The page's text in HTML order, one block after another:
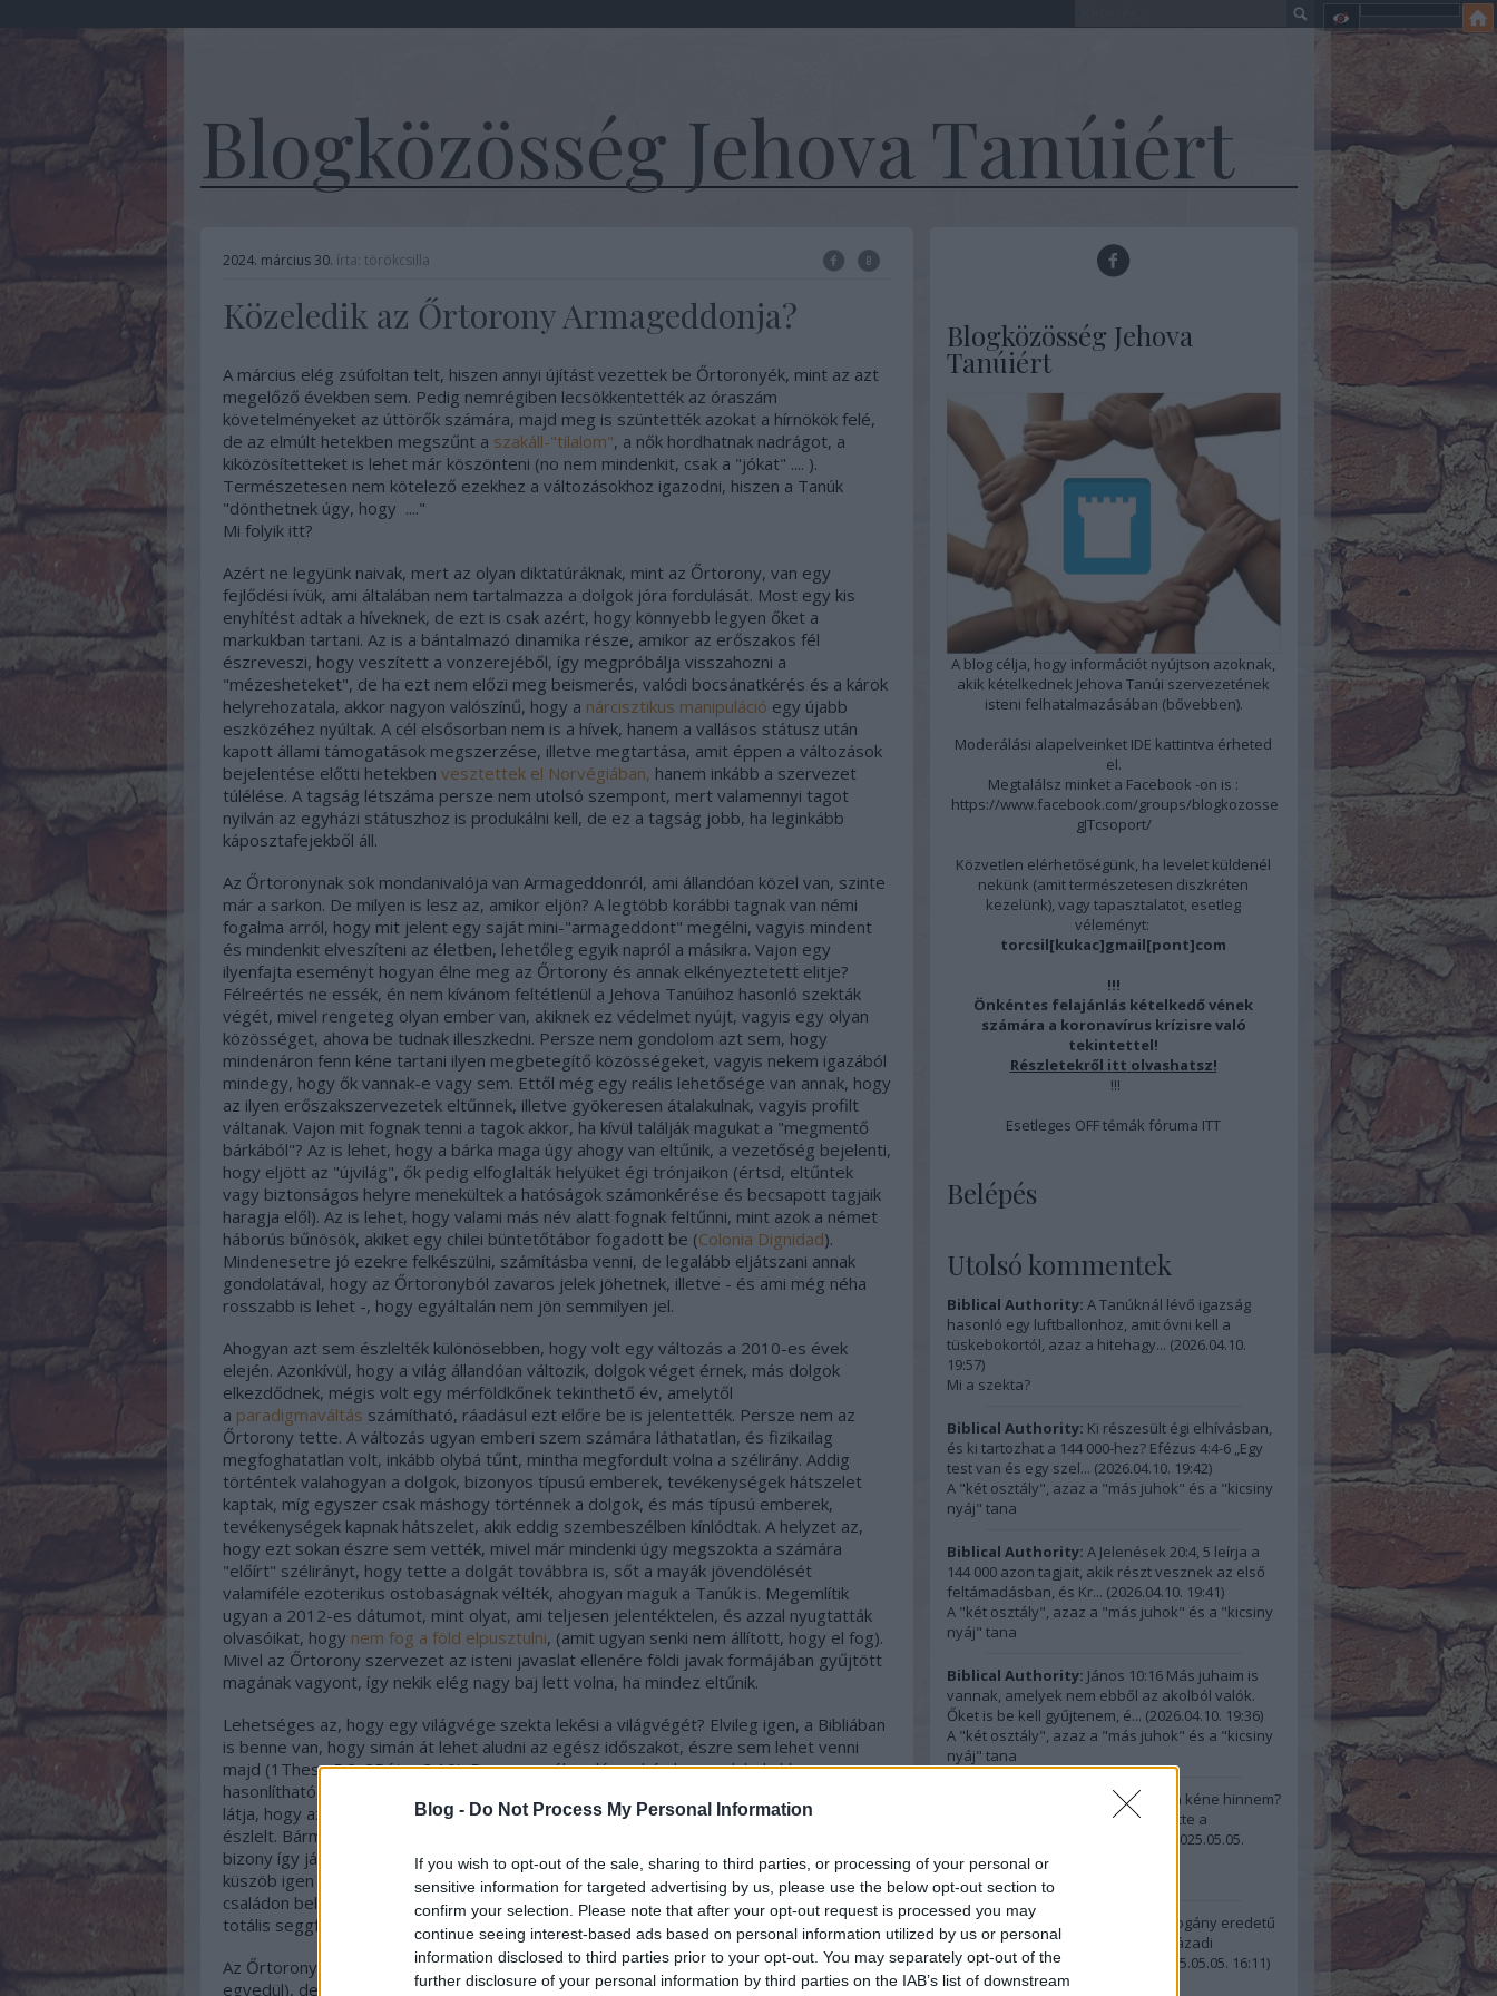
Blog - Do Not Process My Personal Information
If you wish to opt-out of the sale, sharing to third parties, or processing of your personal or
sensitive information for targeted advertising by us, please use the below opt-out section to
confirm your selection. Please note that after your opt-out request is processed you may
continue seeing interest-based ads based on personal information utilized by us or personal
information disclosed to third parties prior to your opt-out. You may separately opt-out of the
further disclosure of your personal information by third parties on the IAB’s list of downstream
Blogközösség Jehova Tanúiért
2024. március 30. írta: törökcsilla
Közeledik az Őrtorony Armageddonja?
A március elég zsúfoltan telt, hiszen annyi újítást vezettek be Őrtoronyék, mint az azt
megelőző években sem. Pedig nemrégiben lecsökkentették az óraszám
követelményeket az úttörők számára, majd meg is szüntették azokat a hírnökök felé,
de az elmúlt hetekben megszűnt a szakáll-"tilalom", a nők hordhatnak nadrágot, a
kiközösítetteket is lehet már köszönteni (no nem mindenkit, csak a "jókat" .... ).
Természetesen nem kötelező ezekhez a változásokhoz igazodni, hiszen a Tanúk
"dönthetnek úgy, hogy ...."
Mi folyik itt?
Azért ne legyünk naivak, mert az olyan diktatúráknak, mint az Őrtorony, van egy
fejlődési ívük, ami általában nem tartalmazza a dolgok jóra fordulását. Most egy kis
enyhítést adtak a híveknek, de ezt is csak azért, hogy könnyebb legyen őket a
markukban tartani. Az is a bántalmazó dinamika része, amikor az erőszakos fél
észreveszi, hogy veszített a vonzerejéből, így megpróbálja visszahozni a
"mézesheteket", de ha ezt nem előzi meg beismerés, valódi bocsánatkérés és a károk
helyrehozatala, akkor nagyon valószínű, hogy a nárcisztikus manipuláció egy újabb
eszközéhez nyúltak. A cél elsősorban nem is a hívek, hanem a vallásos státusz után
kapott állami támogatások megszerzése, illetve megtartása, amit éppen a változások
bejelentése előtti hetekben vesztettek el Norvégiában, hanem inkább a szervezet
túlélése. A tagság létszáma persze nem utolsó szempont, mert valamennyi tagot
nyilván az egyházi státuszhoz is produkálni kell, de ez a tagság jobb, ha leginkább
káposztafejekből áll.
Az Őrtoronynak sok mondanivalója van Armageddonról, ami állandóan közel van, szinte
már a sarkon. De milyen is lesz az, amikor eljön? A legtöbb korábbi tagnak van némi
fogalma arról, hogy mit jelent egy saját mini-"armageddont" megélni, vagyis mindent
és mindenkit elveszíteni az életben, lehetőleg egyik napról a másikra. Vajon egy
ilyenfajta eseményt hogyan élne meg az Őrtorony és annak elkényeztetett elitje?
Félreértés ne essék, én nem kívánom feltétlenül a Jehova Tanúihoz hasonló szekták
végét, mivel rengeteg olyan ember van, akiknek ez védelmet nyújt, vagyis egy olyan
közösséget, ahova be tudnak illeszkedni. Persze nem gondolom azt sem, hogy
mindenáron fenn kéne tartani ilyen megbetegítő közösségeket, vagyis nekem igazából
mindegy, hogy ők vannak-e vagy sem. Ettől még egy reális lehetősége van annak, hogy
az ilyen erőszakszervezetek eltűnnek, illetve gyökeresen átalakulnak, vagyis profilt
váltanak. Vajon mit fognak tenni a tagok akkor, ha kívül találják magukat a "megmentő
bárkából"? Az is lehet, hogy a bárka maga úgy ahogy van eltűnik, a vezetőség bejelenti,
hogy eljött az "újvilág", ők pedig elfoglalták helyüket égi trónjaikon (értsd, eltűntek
vagy biztonságos helyre menekültek a hatóságok számonkérése és becsapott tagjaik
haragja elől). Az is lehet, hogy valami más név alatt fognak feltűnni, mint azok a német
háborús bűnösök, akiket egy chilei büntetőtábor fogadott be (Colonia Dignidad).
Mindenesetre jó ezekre felkészülni, számításba venni, de legalább eljátszani annak
gondolatával, hogy az Őrtoronyból zavaros jelek jöhetnek, illetve - és ami még néha
rosszabb is lehet -, hogy egyáltalán nem jön semmilyen jel.
Ahogyan azt sem észlelték különösebben, hogy volt egy változás a 2010-es évek
elején. Azonkívül, hogy a világ állandóan változik, dolgok véget érnek, más dolgok
elkezdődnek, mégis volt egy mérföldkőnek tekinthető év, amelytől
a paradigmaváltás számítható, ráadásul ezt előre be is jelentették. Persze nem az
Őrtorony tette. A változás ugyan emberi szem számára láthatatlan, és fizikailag
megfoghatatlan volt, inkább olybá tűnt, mintha megfordult volna a szélirány. Addig
történtek valahogyan a dolgok, bizonyos típusú emberek, tevékenységek hátszelet
kaptak, míg egyszer csak máshogy történnek a dolgok, és más típusú emberek,
tevékenységek kapnak hátszelet, akik eddig szembeszélben kínlódtak. A helyzet az,
hogy ezt sokan észre sem vették, mivel már mindenki úgy megszokta a számára
"előírt" szélirányt, hogy tette a dolgát továbbra is, sőt a mayák jövendölését
valamiféle ezoterikus ostobaságnak vélték, ahogyan maguk a Tanúk is. Megemlítik
ugyan a 2012-es dátumot, mint olyat, ami teljesen jelentéktelen, és azzal nyugtatták
olvasóikat, hogy nem fog a föld elpusztulni, (amit ugyan senki nem állított, hogy el fog).
Mivel az Őrtorony szervezet az isteni javaslat ellenére földi javak formájában gyűjtött
magának vagyont, így nekik elég nagy baj lett volna, ha mindez eltűnik.
Lehetséges az, hogy egy világvége szekta lekési a világvégét? Elvileg igen, a Bibliában
is benne van, hogy simán át lehet aludni az egész időszakot, észre sem lehet venni
majd (1Thess 5:2; 2Péter 3:10). Persze az ébredés nehéz lesz, valahol ahhoz
hasonlítható, amikor valaki felkel, lemegy a nappaliba az emeleti hálószobából és akkor
látja, hogy az éjjel a tolvajok kipakolták azt, elvitték mindenét, és ő ebből semmit nem
észlelt. Bármilyen vallásos megszállott is valaki, ha az ébersége alábbhagy, akkor
bizony így járhat. Márpedig a legtöbb egyházban - ahogy a Tanúknál is - az észlelési
küszöb igen magas, pl nem észlelik a gyermekek molesztálásának problémáját, a
családon belüli erőszak áldozatainak segélykiáltásait, ahogyan nem észlelik azt sem, ha
totális seggfejekként bánnak egymással, beleértve saját családtagjaikat is.
Az Őrtorony szervezet ugyan lekéste magát a dátumot (amivel korántsem volt
egyedül), de a
korszakváltáshatásait nem kerülhette el. Attól az évtől ugyanis a
Blogközösség Jehova
Tanúiért
A blog célja, hogy információt nyújtson azoknak,
akik kételkednek Jehova Tanúi szervezetének
isteni felhatalmazásában (bővebben).
Moderálási alapelveinket IDE kattintva érheted
el.
Megtalálsz minket a Facebook -on is :
https://www.facebook.com/groups/blogkozosse
gJTcsoport/
Közvetlen elérhetőségünk, ha levelet küldenél
nekünk (amit természetesen diszkréten
kezelünk), vagy tapasztalatot, esetleg
véleményt:
torcsil[kukac]gmail[pont]com
!!!
Önkéntes felajánlás kételkedő vének
számára a koronavírus krízisre való
tekintettel!
Részletekről itt olvashatsz!
!!!
Esetleges OFF témák fóruma ITT
Belépés
Utolsó kommentek
Biblical Authority: A Tanúknál lévő igazság
hasonló egy luftballonhoz, amit óvni kell a
tüskebokortól, azaz a hitehagy... (2026.04.10.
19:57)
Mi a szekta?
Biblical Authority: Ki részesült égi elhívásban,
és ki tartozhat a 144 000-hez? Efézus 4:4-6 „Egy
test van és egy szel... (2026.04.10. 19:42)
A "két osztály", azaz a "más juhok" és a "kicsiny
nyáj" tana
Biblical Authority: A Jelenések 20:4, 5 leírja a
144 000 azon tagjait, akik részt vesznek az első
feltámadásban, és Kr... (2026.04.10. 19:41)
A "két osztály", azaz a "más juhok" és a "kicsiny
nyáj" tana
Biblical Authority: János 10:16 Más juhaim is
vannak, amelyek nem ebből az akolból valók.
Őket is be kell gyűjtenem, é... (2026.04.10. 19:36)
A "két osztály", azaz a "más juhok" és a "kicsiny
nyáj" tana
@Ferenc Busó: Miben kéne hinnem?
Abban, hogy Rutherford beszüntette a
2025.05.05.
16:57)
Születésnap és megbocsátás
Ferenc Busó:
"A születésnapot pogány eredetű
szokásnak tartják, amit az első századi
keresztények, sem Istennek...
2025.05.05. 16:11)
Születésnap és megbocsátás